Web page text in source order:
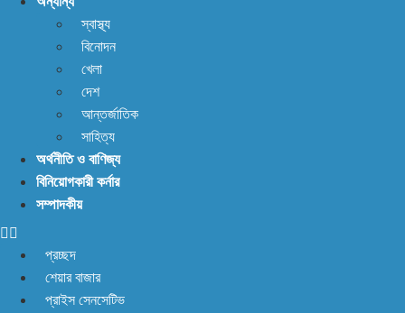
ডিএসইতে বিক্রির ঝড়, বাজার কি নতুন মোড়ের সামনে?
ইন্স্যুরেন্স শেয়ারের জোরে বাজারে প্রাণ ফিরছে, বাড়ছে লেনদেন,
বাজারের পরবর্তী গন্তব্য কোথায়?
ছাড়ালেও সূচকে মন্দা: নিস্প্রাণ শেয়ারবাজার, নেপথ্যে কী?
পর্যাপ্ত ঘুমেও ক্লান্তি কাটছে না! আছে প্রতিকার
স্বাস্থ্য
বিনোদন
খেলা
দেশ
আন্তর্জাতিক
সাহিত্য
অর্থনীতি ও বাণিজ্য
বিনিয়োগকারী কর্নার
সম্পাদকীয়
প্রচ্ছদ
শেয়ার বাজার
প্রাইস সেনসেটিভ